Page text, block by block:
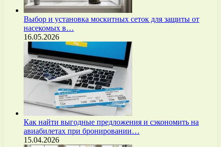
Выбор и установка москитных сеток для защиты от
насекомых в…
16.05.2026
Как найти выгодные предложения и сэкономить на
авиабилетах при бронировании…
15.04.2026